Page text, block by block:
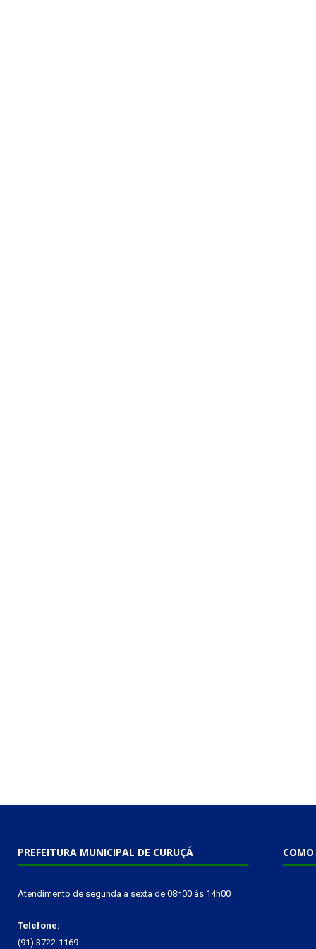
PREFEITURA MUNICIPAL DE CURUÇÁ
Atendimento de segunda a sexta de 08h00 às 14h00
Telefone:
(91) 3722-1169
COMO